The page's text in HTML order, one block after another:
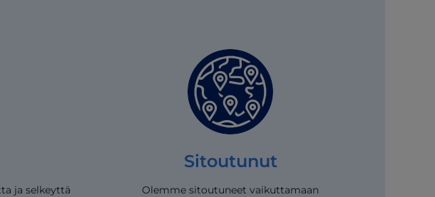
ja selkeyttä
Sitoutunut
Olemme sitoutuneet vaikuttamaan